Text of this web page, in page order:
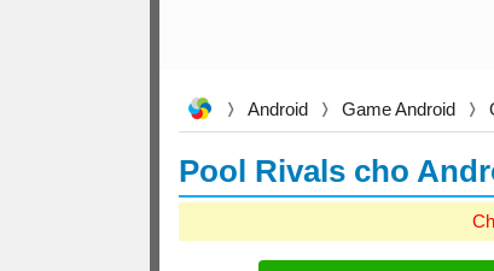
Android Game Android
Pool Rivals cho